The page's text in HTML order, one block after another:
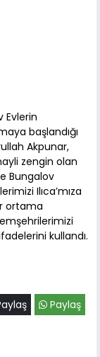
Evlerin
başlandığı
Akpunar,
zengin olan
Bungalov
Ilıca’mıza
ortama
kullandı.
Paylaş